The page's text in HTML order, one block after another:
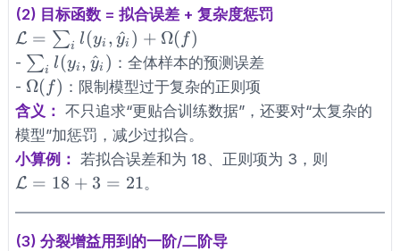
(2) 目标函数 = 拟合误差 + 复杂度惩罚
\mathcal{L}=\sum_i
l(y_i,\hat
y_i)+\Omega(f)
L = ∑i l (yi , y
^i ) + Ω( f)
- \sum_i
l(y_i,\hat
y_i)
∑i l (yi , y
^i ) ：全体样本的预测误差
- \Omega(f)
Ω( f) ：限制模型过于复杂的正则项
含义： 不只追求“更贴合训练数据”，还要对“太复杂的
模型”加惩罚，减少过拟合。
小算例： 若拟合误差和为 18、正则项为 3，则
\mathcal{L}=18+3=21
L = 18 + 3 = 21。
(3) 分裂增益用到的一阶/二阶导